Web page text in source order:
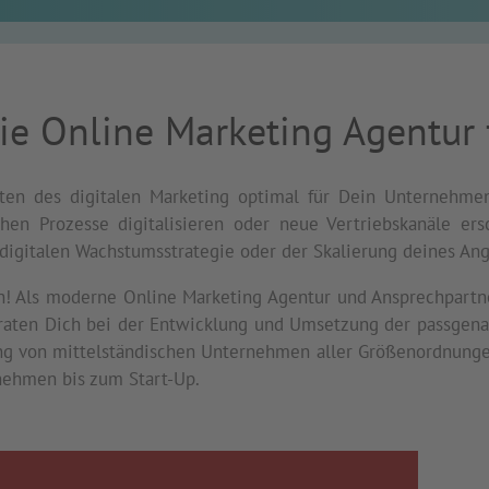
Online Marketing
des digitalen Marketing optimal für Dein
Prozesse digitalisieren oder neue Vertriebskanäle
Wachstumsstrategie oder der Skalierung deines
moderne Online Marketing Agentur und
Dich bei der Entwicklung und Umsetzung der
von mittelständischen Unternehmen aller
bis zum Start-Up.